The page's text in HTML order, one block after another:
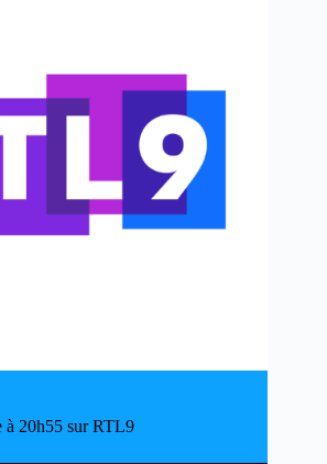
à 20h55 sur RTL9